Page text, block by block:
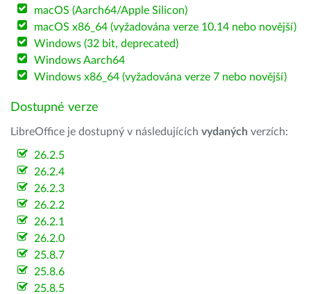
macOS (Aarch64/Apple Silicon)
macOS x86_64 (vyžadována verze 10.14 nebo novější)
Windows (32 bit, deprecated)
Windows Aarch64
Windows x86_64 (vyžadována verze 7 nebo novější)
Dostupné verze
LibreOffice je dostupný v následujících vydaných verzích:
26.2.5
26.2.4
26.2.3
26.2.2
26.2.1
26.2.0
25.8.7
25.8.6
25.8.5